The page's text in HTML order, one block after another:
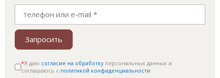
Запросить
*Я даю согласие на обработку персональных данных и
соглашаюсь c политикой конфиденциальности